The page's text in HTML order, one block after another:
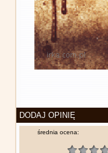
DODAJ OPINIĘ
średnia ocena: